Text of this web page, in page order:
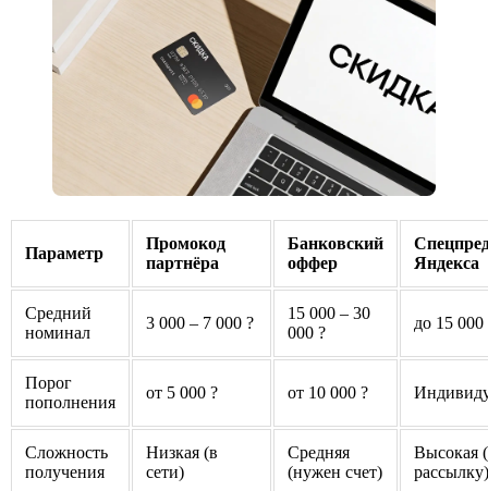
Параметр
Промокод
партнёра
Банковский
оффер
Яндекса
Средний
номинал
3 000 – 7 000 ?
15 000 – 30
000 ?
до 15 000
Порог
пополнения
от 5 000 ? от 10 000 ?
Сложность
получения
Низкая (в
сети)
Средняя
(нужен счет)
Высокая
рассылку)